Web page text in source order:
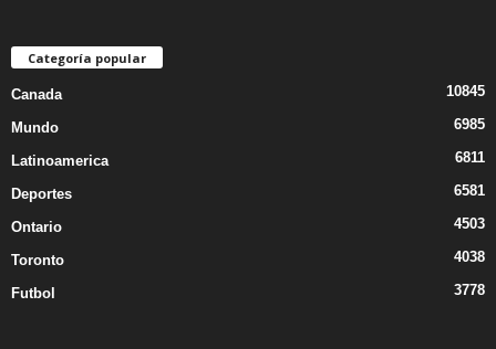
Categoría popular
Canada 10845
Mundo 6985
Latinoamerica 6811
Deportes 6581
Ontario 4503
Toronto 4038
Futbol 3778